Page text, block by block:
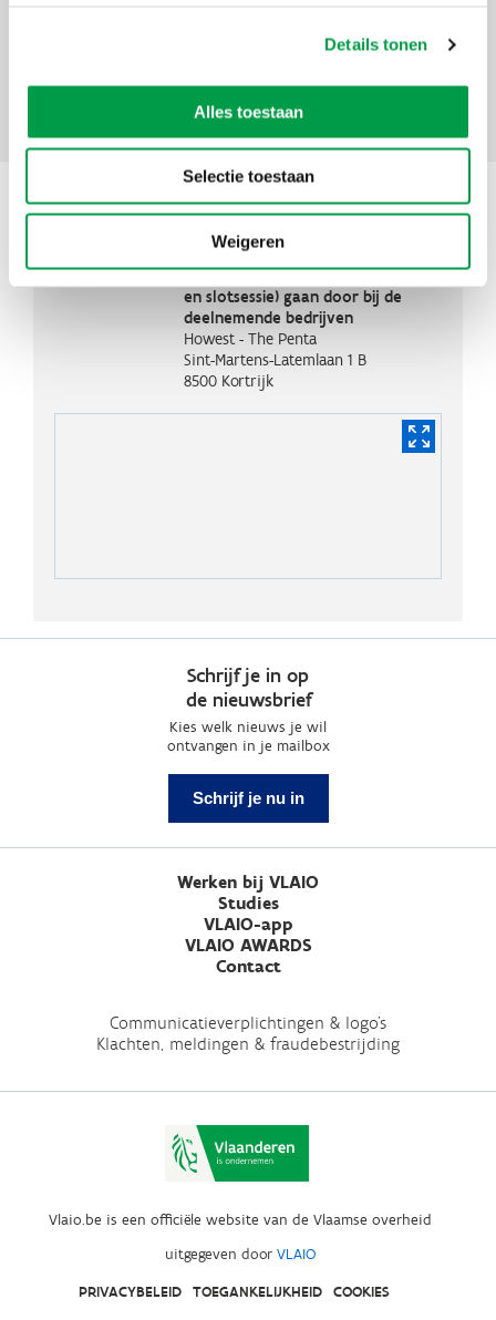
Details tonen
Alles toestaan
Selectie toestaan
Weigeren
Situering
Adres
Alle sessies (uitgezonderd kick-off
en slotsessie) gaan door bij de
deelnemende bedrijven
Howest - The Penta
Sint-Martens-Latemlaan 1 B
8500 Kortrijk
Schrijf je in op
de nieuwsbrief
Kies welk nieuws je wil
ontvangen in je mailbox
Schrijf je nu in
Werken bij VLAIO
Studies
VLAIO-app
VLAIO AWARDS
Contact
Communicatieverplichtingen & logo's
Klachten, meldingen & fraudebestrijding
Vlaio.be is een officiële website van de Vlaamse overheid
uitgegeven door VLAIO
PRIVACYBELEID TOEGANKELIJKHEID COOKIES